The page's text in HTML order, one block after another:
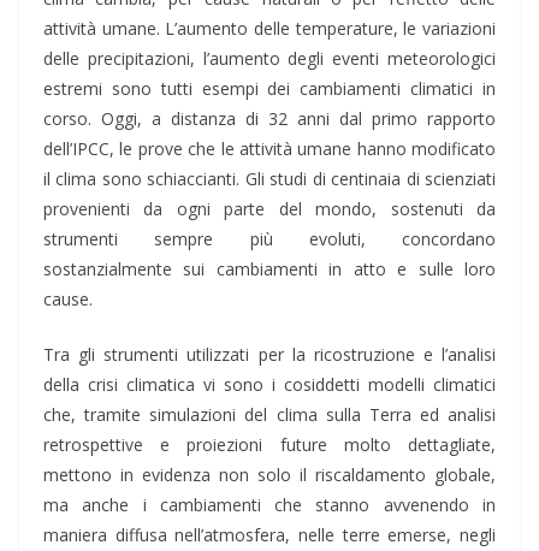
attività umane. L’aumento delle temperature, le variazioni
delle precipitazioni, l’aumento degli eventi meteorologici
estremi sono tutti esempi dei cambiamenti climatici in
corso. Oggi, a distanza di 32 anni dal primo rapporto
dell’IPCC, le prove che le attività umane hanno modificato
il clima sono schiaccianti. Gli studi di centinaia di scienziati
provenienti da ogni parte del mondo, sostenuti da
strumenti sempre più evoluti, concordano
sostanzialmente sui cambiamenti in atto e sulle loro
cause.
Tra gli strumenti utilizzati per la ricostruzione e l’analisi
della crisi climatica vi sono i cosiddetti modelli climatici
che, tramite simulazioni del clima sulla Terra ed analisi
retrospettive e proiezioni future molto dettagliate,
mettono in evidenza non solo il riscaldamento globale,
ma anche i cambiamenti che stanno avvenendo in
maniera diffusa nell’atmosfera, nelle terre emerse, negli